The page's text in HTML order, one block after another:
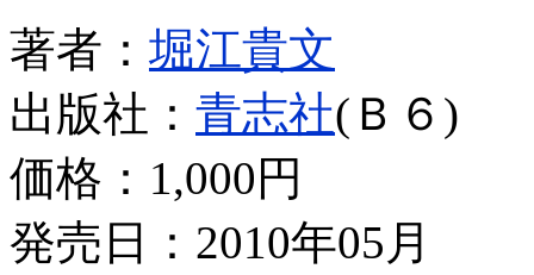
著者： 堀江貴文
出版社： 青志社(Ｂ６)
価格： 1,000円
発売日：2010年05月